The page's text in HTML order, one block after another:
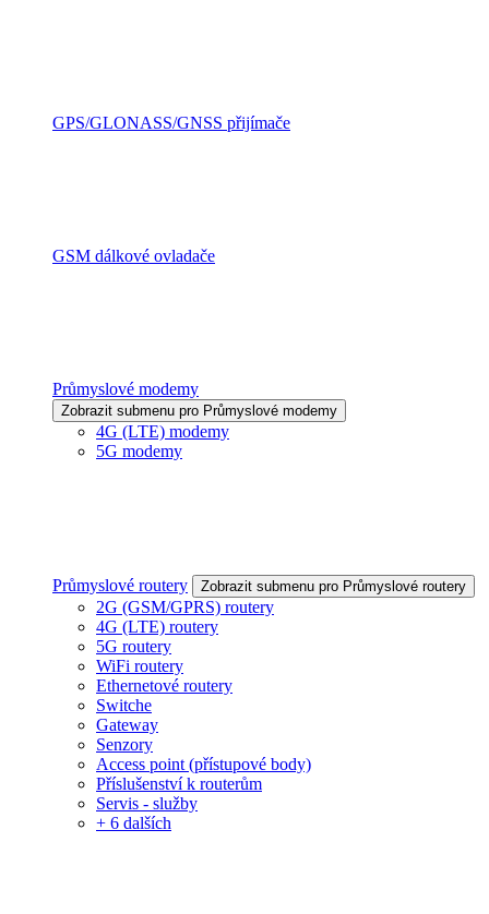
GPS/GLONASS/GNSS přijímače
GSM dálkové ovladače
Průmyslové modemy
Zobrazit submenu pro Průmyslové modemy
4G (LTE) modemy
5G modemy
Průmyslové routery Zobrazit submenu pro Průmyslové routery
2G (GSM/GPRS) routery
4G (LTE) routery
5G routery
WiFi routery
Ethernetové routery
Switche
Gateway
Senzory
Access point (přístupové body)
Příslušenství k routerům
Servis - služby
+ 6 dalších